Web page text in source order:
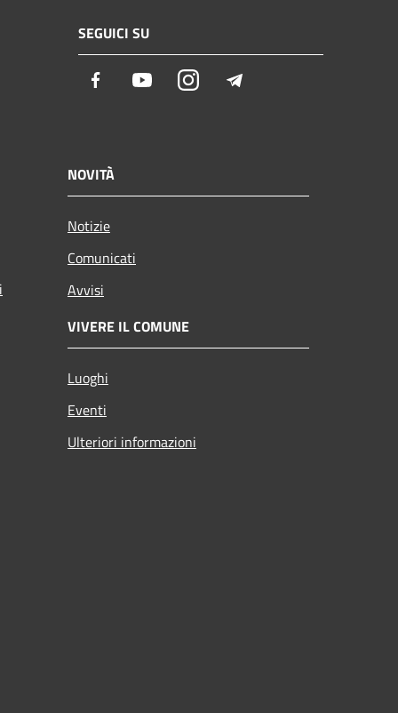
SEGUICI SU
Facebook YoutubeInstagram
NOVITÀ
Notizie
Comunicati
Avvisi
VIVERE IL COMUNE
Luoghi
Eventi
Ulteriori informazioni